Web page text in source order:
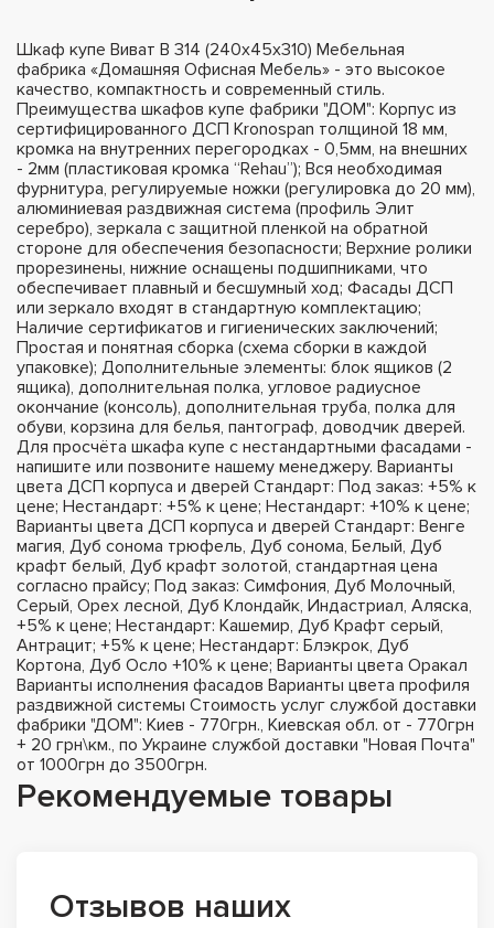
Шкаф купе Виват В 314 (240х45х310) Мебельная
фабрика «Домашняя Офисная Мебель» - это высокое
качество, компактность и современный стиль.
Преимущества шкафов купе фабрики "ДОМ": Корпус из
сертифицированного ДСП Kronospan толщиной 18 мм,
кромка на внутренних перегородках - 0,5мм, на внешних
- 2мм (пластиковая кромка “Rehau”); Вся необходимая
фурнитура, регулируемые ножки (регулировка до 20 мм),
алюминиевая раздвижная система (профиль Элит
серебро), зеркала с защитной пленкой на обратной
стороне для обеспечения безопасности; Верхние ролики
прорезинены, нижние оснащены подшипниками, что
обеспечивает плавный и бесшумный ход; Фасады ДСП
или зеркало входят в стандартную комплектацию;
Наличие сертификатов и гигиенических заключений;
Простая и понятная сборка (схема сборки в каждой
упаковке); Дополнительные элементы: блок ящиков (2
ящика), дополнительная полка, угловое радиусное
окончание (консоль), дополнительная труба, полка для
обуви, корзина для белья, пантограф, доводчик дверей.
Для просчёта шкафа купе с нестандартными фасадами -
напишите или позвоните нашему менеджеру. Варианты
цвета ДСП корпуса и дверей Стандарт: Под заказ: +5% к
цене; Нестандарт: +5% к цене; Нестандарт: +10% к цене;
Варианты цвета ДСП корпуса и дверей Стандарт: Венге
магия, Дуб сонома трюфель, Дуб сонома, Белый, Дуб
крафт белый, Дуб крафт золотой, стандартная цена
согласно прайсу; Под заказ: Симфония, Дуб Молочный,
Серый, Орех лесной, Дуб Клондайк, Индастриал, Аляска,
+5% к цене; Нестандарт: Кашемир, Дуб Крафт серый,
Антрацит; +5% к цене; Нестандарт: Блэкрок, Дуб
Кортона, Дуб Осло +10% к цене; Варианты цвета Оракал
Варианты исполнения фасадов Варианты цвета профиля
раздвижной системы Стоимость услуг службой доставки
фабрики "ДОМ": Киев - 770грн., Киевская обл. от - 770грн
+ 20 грн\км., по Украине службой доставки "Новая Почта"
от 1000грн до 3500грн.
Рекомендуемые товары
Отзывов наших